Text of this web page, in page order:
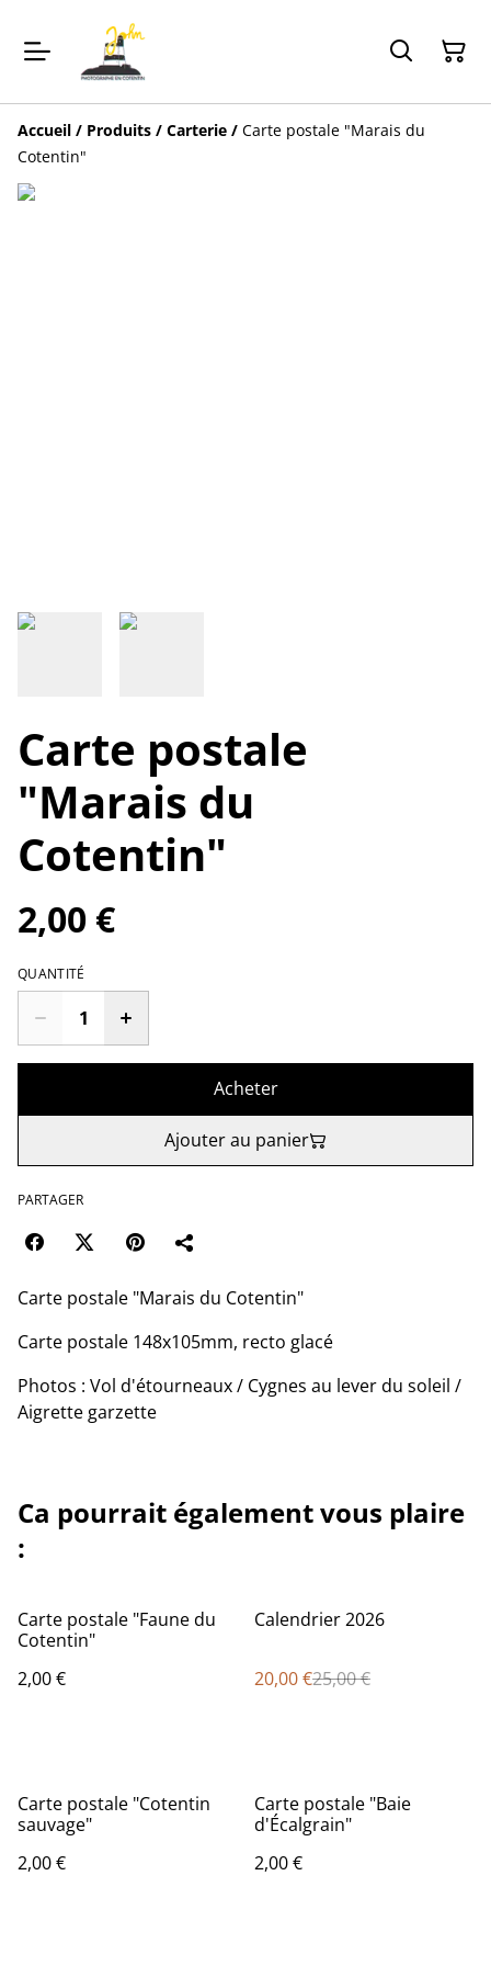
Accueil / Produits / Carterie / Carte postale "Marais du
Cotentin"
Carte postale
"Marais du
Cotentin"
2,00 €
QUANTITÉ
Acheter
Ajouter au panier
PARTAGER
Carte postale "Marais du Cotentin"
Carte postale 148x105mm, recto glacé
Photos : Vol d'étourneaux / Cygnes au lever du soleil /
Aigrette garzette
Ca pourrait également vous plaire
:
Carte postale "Faune du
Cotentin"
2,00 €
%
Calendrier 2026
20,00 €25,00 €
Carte postale "Cotentin
sauvage"
2,00 €
Carte postale "Baie
d'Écalgrain"
2,00 €